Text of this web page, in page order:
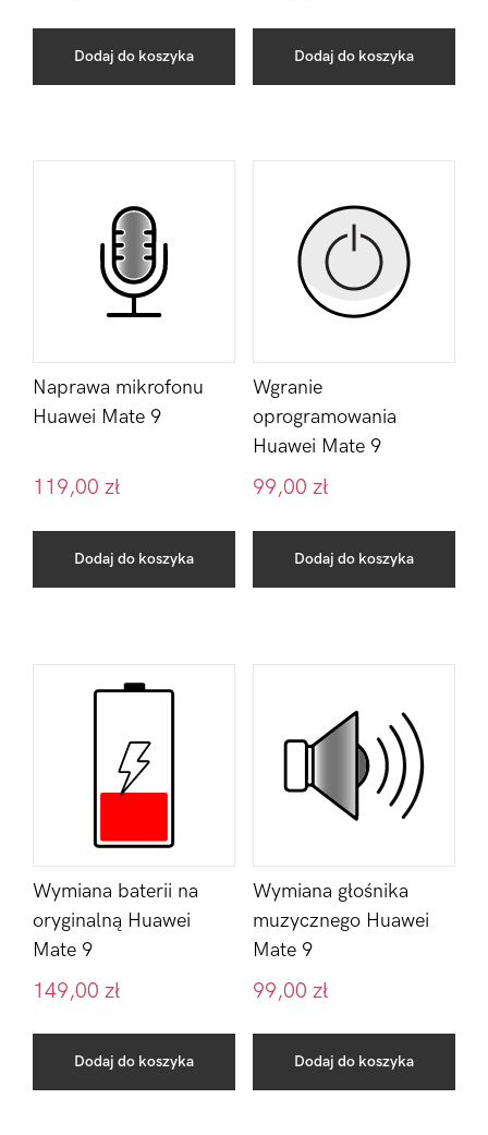
Dodaj do koszyka Dodaj do koszyka
Naprawa mikrofonu
Huawei Mate 9
119,00 zł
Dodaj do koszyka
Wgranie
oprogramowania
Huawei Mate 9
99,00 zł
Dodaj do koszyka
Wymiana baterii na
oryginalną Huawei
Mate 9
149,00 zł
Dodaj do koszyka
Wymiana głośnika
muzycznego Huawei
Mate 9
99,00 zł
Dodaj do koszyka